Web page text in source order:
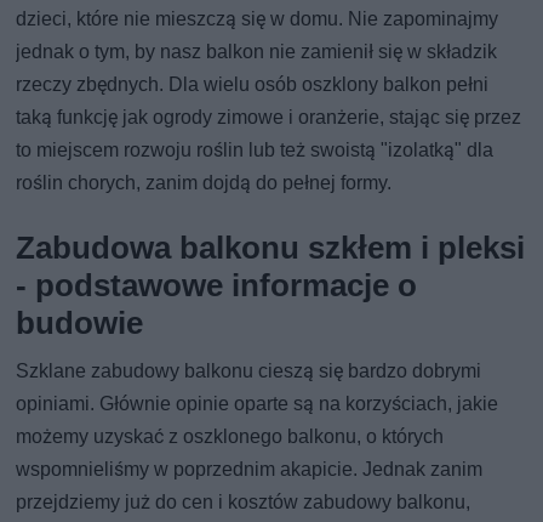
dzieci, które nie mieszczą się w domu. Nie zapominajmy
jednak o tym, by nasz balkon nie zamienił się w składzik
rzeczy zbędnych. Dla wielu osób oszklony balkon pełni
taką funkcję jak ogrody zimowe i oranżerie, stając się przez
to miejscem rozwoju roślin lub też swoistą "izolatką" dla
roślin chorych, zanim dojdą do pełnej formy.
Zabudowa balkonu szkłem i pleksi
- podstawowe informacje o
budowie
Szklane zabudowy balkonu cieszą się bardzo dobrymi
opiniami. Głównie opinie oparte są na korzyściach, jakie
możemy uzyskać z oszklonego balkonu, o których
wspomnieliśmy w poprzednim akapicie. Jednak zanim
przejdziemy już do cen i kosztów zabudowy balkonu,